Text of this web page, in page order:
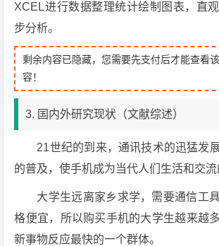
XCEL进行数据整理统计绘制图表，直
步分析。
剩余内容已隐藏，您需要先支付后才能查看
容！
3. 国内外研究现状（文献综述）
21世纪的到来，通讯技术的迅猛发
的普及，使手机成为当代人们生活和交流
大学生远离家乡求学，需要通信工
格便宜，所以购买手机的大学生越来越
新事物反应最快的一个群体。